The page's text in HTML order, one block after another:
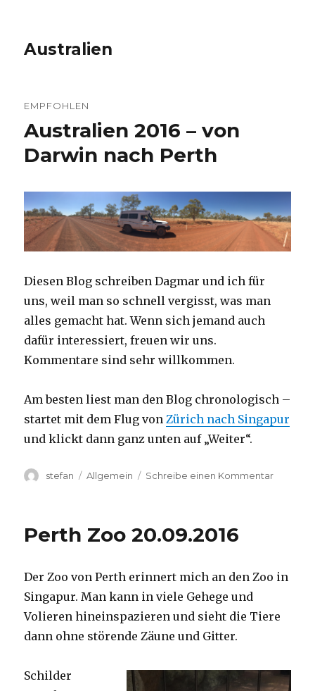
Australien
EMPFOHLEN
Australien 2016 – von
Darwin nach Perth
Diesen Blog schreiben Dagmar und ich für
uns, weil man so schnell vergisst, was man
alles gemacht hat. Wenn sich jemand auch
dafür interessiert, freuen wir uns.
Kommentare sind sehr willkommen.
Am besten liest man den Blog chronologisch –
startet mit dem Flug vonZürich nach Singapur
und klickt dann ganz unten auf „Weiter“.
Autor
stefan Kategorien
Allgemein Schreibe einen Kommentarzu
Perth
Perth Zoo 20.09.2016
Der Zoo von Perth erinnert mich an den Zoo in
Singapur. Man kann in viele Gehege und
Volieren hineinspazieren und sieht die Tiere
dann ohne störende Zäune und Gitter.
Schilder